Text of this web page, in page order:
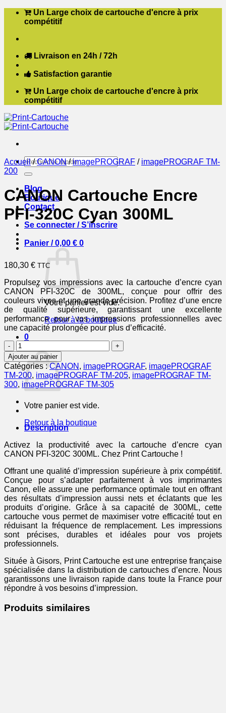
Passer Un Large choix de cartouche d'encre à prix
compétitif
Livraison en 24h / 72h
Satisfaction garantie
Un Large choix de cartouche d'encre à prix
compétitif
Recherche
pour :
Blog
Boutique
Contact
Se connecter / S’inscrire
Panier /0,00 € 0
Votre panier est vide.
Retour à la boutique
0
Votre panier est vide.
Retour à la boutique
Accueil / CANON / imagePROGRAF / imagePROGRAF TM-
200
CANON Cartouche Encre
PFI-320C Cyan 300ML
180,30 € TTC
Propulsez vos impressions avec la cartouche d’encre cyan
CANON PFI-320C de 300ML, conçue pour offrir des
couleurs vives et une grande précision. Profitez d’une encre
de qualité supérieure, garantissant une excellente
performance pour vos impressions professionnelles avec
une capacité prolongée pour plus d’efficacité.
quantité
de
CANON
Cartouche
Encre
PFI-
320C
Cyan
Ajouter au panier
Catégories :CANON , imagePROGRAF, imagePROGRAF
TM-200, imagePROGRAF TM-205, imagePROGRAF TM-
300, imagePROGRAF TM-305
Description
Activez la productivité avec la cartouche d’encre cyan
CANON PFI-320C 300ML. Chez Print Cartouche !
Offrant une qualité d’impression supérieure à prix compétitif.
Conçue pour s’adapter parfaitement à vos imprimantes
Canon, elle assure une performance optimale tout en offrant
des résultats d’impression aussi nets et éclatants que les
produits d’origine. Grâce à sa capacité de 300ML, cette
cartouche vous permet de maximiser votre efficacité tout en
réduisant la fréquence de remplacement. Les impressions
sont précises, durables et idéales pour vos projets
professionnels.
Située à Gisors, Print Cartouche est une entreprise française
spécialisée dans la distribution de cartouches d’encre. Nous
garantissons une livraison rapide dans toute la France pour
répondre à vos besoins d’impression.
Produits similaires